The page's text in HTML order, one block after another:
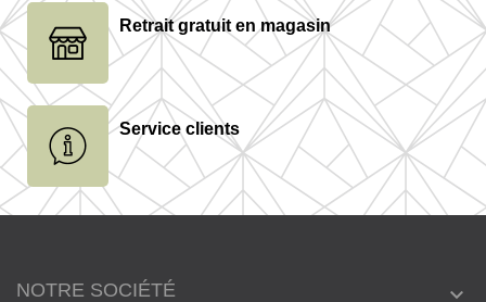
Retrait gratuit en magasin
Service clients
NOTRE SOCIÉTÉ